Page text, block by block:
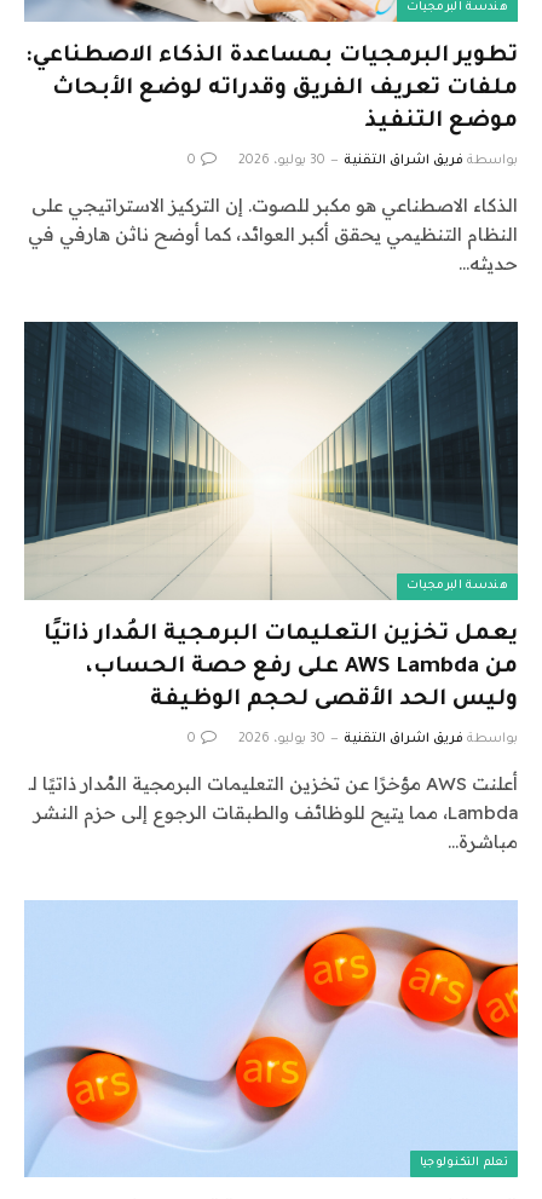
هندسة البرمجيات
تطوير البرمجيات بمساعدة الذكاء الاصطناعي:
ملفات تعريف الفريق وقدراته لوضع الأبحاث
موضع التنفيذ
بواسطة فريق اشراق التقنية 30 يوليو، 2026 0
الذكاء الاصطناعي هو مكبر للصوت. إن التركيز الاستراتيجي على
النظام التنظيمي يحقق أكبر العوائد، كما أوضح ناثن هارفي في
حديثه…
هندسة البرمجيات
يعمل تخزين التعليمات البرمجية المُدار ذاتيًا
من AWS Lambda على رفع حصة الحساب،
وليس الحد الأقصى لحجم الوظيفة
بواسطة فريق اشراق التقنية 30 يوليو، 2026 0
أعلنت AWS مؤخرًا عن تخزين التعليمات البرمجية المُدار ذاتيًا لـ
Lambda، مما يتيح للوظائف والطبقات الرجوع إلى حزم النشر
مباشرة…
تعلم التكنولوجيا